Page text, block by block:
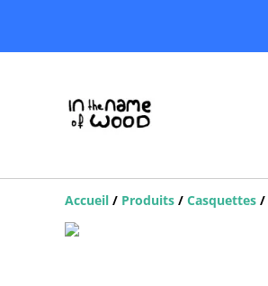
Accueil / Produits / Casquettes /